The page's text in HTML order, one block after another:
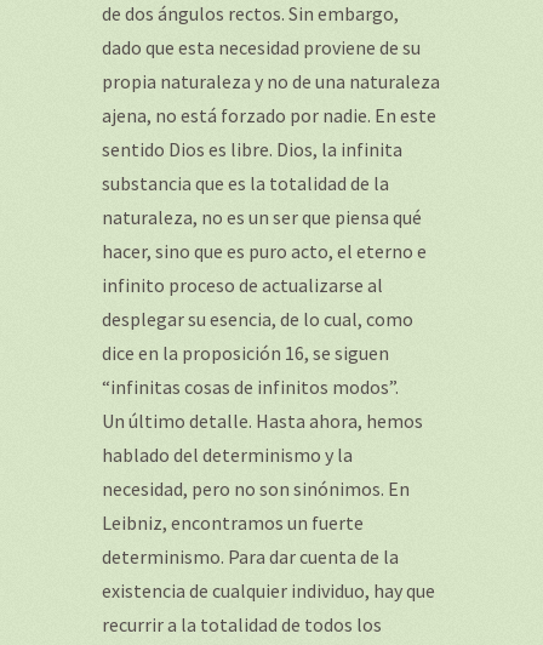
de dos ángulos rectos. Sin embargo,
dado que esta necesidad proviene de su
propia naturaleza y no de una naturaleza
ajena, no está forzado por nadie. En este
sentido Dios es libre. Dios, la infinita
substancia que es la totalidad de la
naturaleza, no es un ser que piensa qué
hacer, sino que es puro acto, el eterno e
infinito proceso de actualizarse al
desplegar su esencia, de lo cual, como
dice en la proposición 16, se siguen
“infinitas cosas de infinitos modos”.
Un último detalle. Hasta ahora, hemos
hablado del determinismo y la
necesidad, pero no son sinónimos. En
Leibniz, encontramos un fuerte
determinismo. Para dar cuenta de la
existencia de cualquier individuo, hay que
recurrir a la totalidad de todos los